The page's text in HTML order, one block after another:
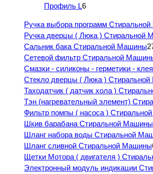
Профиль L6
Ручка выбора программ
Ручка дверцы ( Люка ) Стиральной
Сальник бака Стиральной Машины
Сетевой фильтр Стиральной
Смазки - силиконы - герметики - клея
Стекло дверцы ( Люка )
Таходатчик ( датчик хола )
Тэн (нагревательный элемент)
Фильтр помпы ( насоса )
Шкив барабана Стиральной Машины
Шланг набора воды Стиральной
Шланг сливной Стиральной Машины
Щетки Мотора ( двигателя )
Электронный модуль индикации